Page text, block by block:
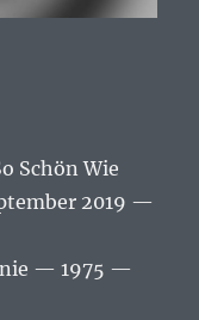
Schön Wie
2019 —
— 1975 —